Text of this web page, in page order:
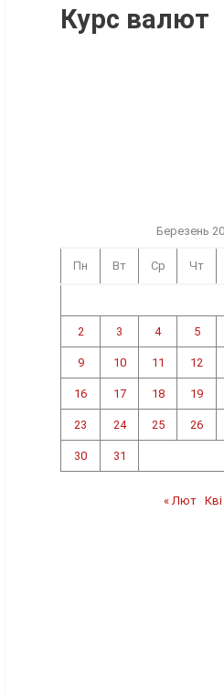
Курс валют
Березень
Пн Вт Ср Чт
2 3 4 5
9 10 11 12
16 17 18 19
23 24 25 26
30 31
« Лют Кві